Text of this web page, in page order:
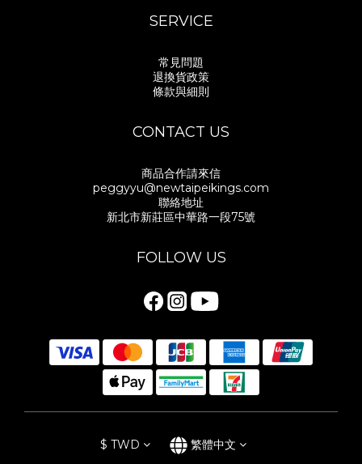
SERVICE
常見問題
退換貨政策
條款與細則
CONTACT US
商品合作請來信
peggyyu@newtaipeikings.com
聯絡地址
新北市新莊區中華路一段75號
FOLLOW US
$ TWD 繁體中文